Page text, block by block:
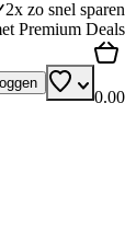
2x zo snel sparen
Premium Deals
0.00